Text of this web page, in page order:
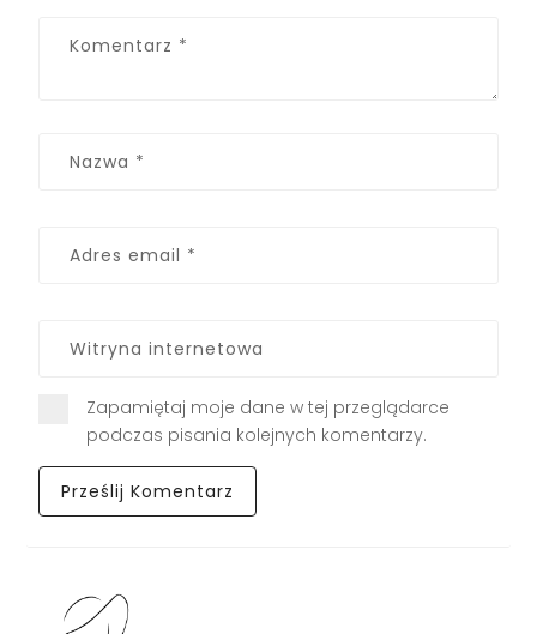
Zapamiętaj moje dane w tej przeglądarce
podczas pisania kolejnych komentarzy.